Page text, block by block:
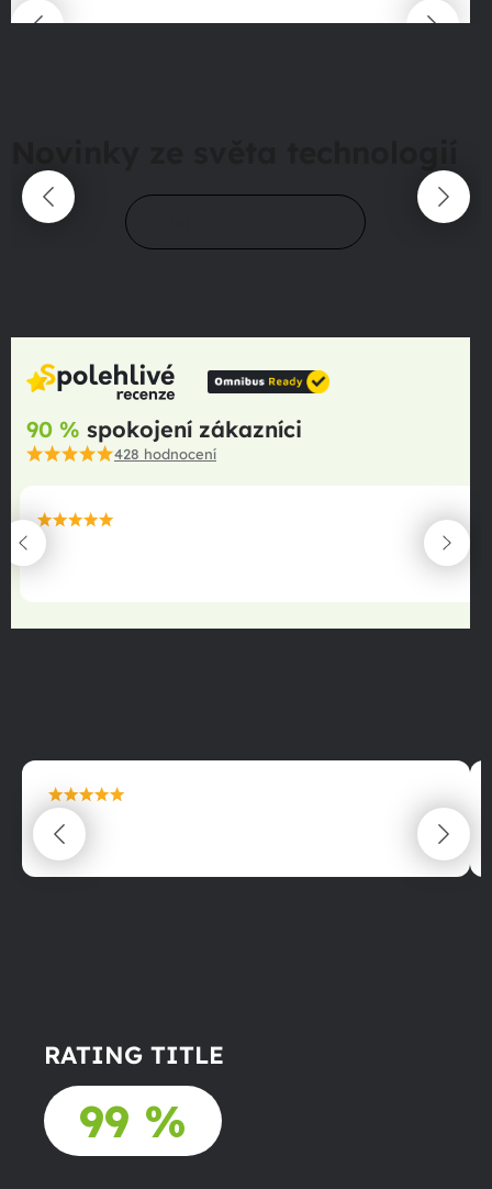
90 % spokojení zákazníci
428 hodnocení
maximální spokojenost
22.06.2025
maximální spokojenost
22.06.2025
RATING TITLE
99 %